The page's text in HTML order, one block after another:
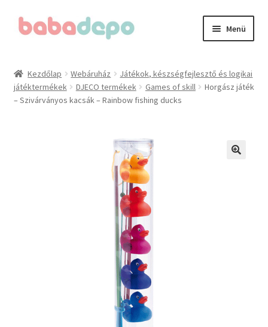
Ugrás
Kilépés
Menü
A fiókom
Általános Szerződési Feltételek (ÁSZF)
Kezdőlap Webáruház
Játékok, készségfejlesztő és logikai
játéktermékek
DJECO termékek Games of skill
Horgász játék
– Szivárványos kacsák – Rainbow fishing ducks